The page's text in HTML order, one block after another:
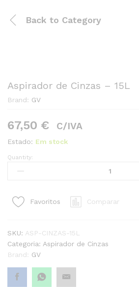
Back to Category
Aspirador de Cinzas – 15L
Brand: GV
67,50 € C/IVA
Estado: Em stock
Aspirador
15L
Quantity:
Favoritos Comparar
SKU: ASP-CINZAS-15L
Categoria: Aspirador de Cinzas
Brand: GV